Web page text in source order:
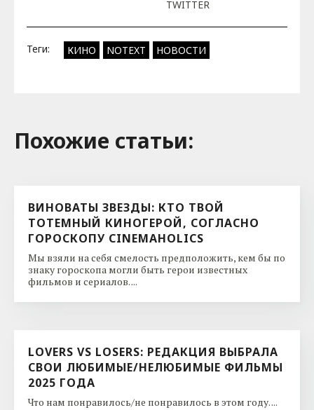
TWITTER
Теги: КИНО NOTEXT НОВОСТИ
Похожие cтатьи:
ВИНОВАТЫ ЗВЕЗДЫ: КТО ТВОЙ
ТОТЕМНЫЙ КИНОГЕРОЙ, СОГЛАСНО
ГОРОСКОПУ CINEMAHOLICS
Мы взяли на себя смелость предположить, кем бы по
знаку гороскопа могли быть герои известных
фильмов и сериалов. ...
LOVERS VS LOSERS: РЕДАКЦИЯ ВЫБРАЛА
СВОИ ЛЮБИМЫЕ/НЕЛЮБИМЫЕ ФИЛЬМЫ
2025 ГОДА
Что нам понравилось/не понравилось в этом году. ...